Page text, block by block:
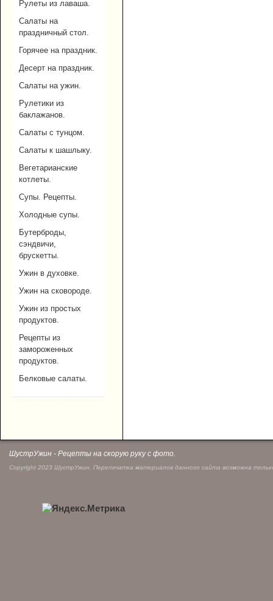
Рулеты из лаваша.
Салаты на
праздничный стол.
Горячее на праздник.
Десерт на праздник.
Салаты на ужин.
Рулетики из
баклажанов.
Салаты с тунцом.
Салаты к шашлыку.
Вегетарианские
котлеты.
Супы. Рецепты.
Холодные супы.
Бутерброды,
сэндвичи,
брускетты.
Ужин в духовке.
Ужин на сковороде.
Ужин из простых
продуктов.
Рецепты из
замороженных
продуктов.
Белковые салаты.
ШустрУжин - Рецепты на скорую руку с фото.
Copyright 2023 ШустрУжин. Перепечатка материалов данного сайта возможна